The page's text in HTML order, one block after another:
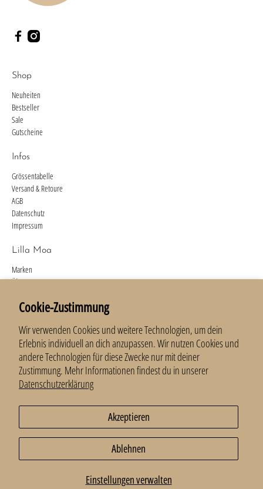
Cookie-Zustimmung
Wir verwenden Cookies und weitere Technologien, um dein
Erlebnis individuell an dich anzupassen. Wir nutzen Cookies und
andere Technologien für diese Zwecke nur mit deiner
Zustimmung. Mehr Informationen findest du in unserer
Datenschutzerklärung
Einstellungen verwalten
Akzeptieren
Ablehnen
Shop
Neuheiten
Bestseller
Sale
Gutscheine
Infos
Grössentabelle
Versand & Retoure
AGB
Datenschutz
Impressum
Lilla Moa
Marken
Über uns
Anmelden und 10 % erhalten.
E-Mail*